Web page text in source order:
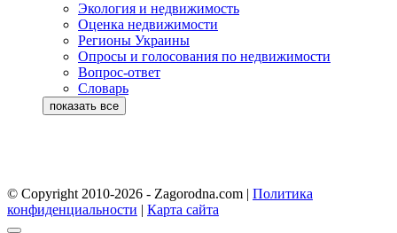
Экология и недвижимость
Оценка недвижимости
Регионы Украины
Опросы и голосования по недвижимости
Вопрос-ответ
Словарь
© Copyright 2010-2026 - Zagorodna.com
Политика
конфиденциальности
Карта сайта